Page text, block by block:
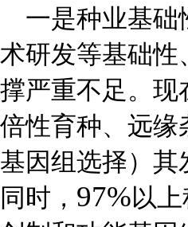
一是种业基础
术研发等基础性
撑严重不足。现
倍性育种、远缘
基因组选择）
同时， 97%以